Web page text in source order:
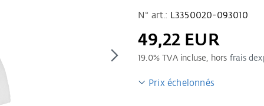
N° art.: L3350020-093010
49,22 EUR
19.0% TVA incluse, hors frais
Prix échelonnés